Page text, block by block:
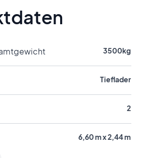
3500kg
Tieflader
2
6,60 m x 2,44 m